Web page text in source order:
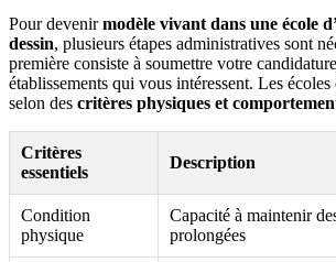
Pour devenirmodèle vivant dans une école
dessin, plusieurs étapes administratives sont
première consiste à soumettre votre
établissements qui vous intéressent. Les
selon des critères physiques et
Critères
essentiels
Description
Condition
physique
Capacité à maintenir
prolongées